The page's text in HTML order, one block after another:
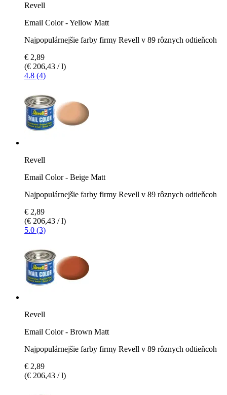
Revell
Email Color - Yellow Matt
Najpopulárnejšie farby firmy Revell v 89 rôznych odtieňcoh
€ 2,89
(€ 206,43 / l)
4.8 (4)
Revell
Email Color - Beige Matt
Najpopulárnejšie farby firmy Revell v 89 rôznych odtieňcoh
€ 2,89
(€ 206,43 / l)
5.0 (3)
Revell
Email Color - Brown Matt
Najpopulárnejšie farby firmy Revell v 89 rôznych odtieňcoh
€ 2,89
(€ 206,43 / l)